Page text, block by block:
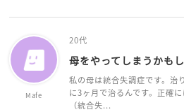
Mafe
20代
母をやってしまうかも
私の母は統合失調症です。治
に3ヶ月で治るんです。正確
（統合失...